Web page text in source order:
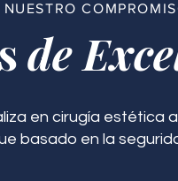
NUESTRO
de
en cirugía estética
basado en la